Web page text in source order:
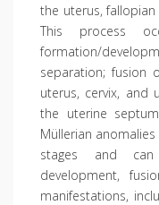
the uterus,
This process
formation/
separation;
uterus, cervix, and
the uterine
Müllerian
stages and
development,
manifestations,